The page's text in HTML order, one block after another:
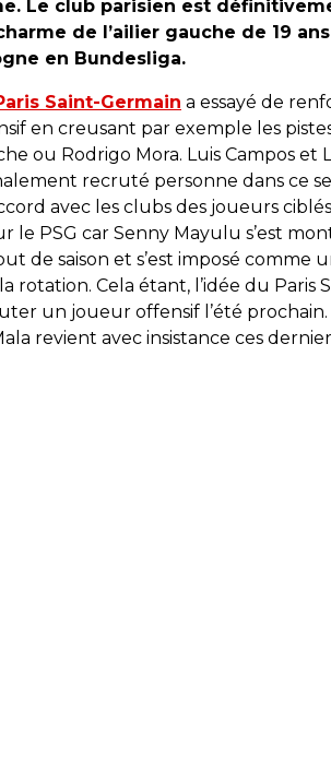
Le club parisien est
de l’ailier gauche de 19 ans
en Bundesliga.
Saint-Germain a essayé de
en creusant par exemple les
ou Rodrigo Mora. Luis Campos et
recruté personne dans ce
avec les clubs des joueurs
le PSG car Senny Mayulu s’est
de saison et s’est imposé comme
rotation. Cela étant, l’idée du Paris
un joueur offensif l’été prochain.
revient avec insistance ces